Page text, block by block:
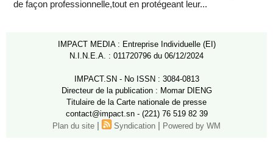
de façon professionnelle,tout en protégeant leur...
IMPACT MEDIA : Entreprise Individuelle (EI)
N.I.N.E.A. : 011720796 du 06/12/2024
IMPACT.SN - No ISSN : 3084-0813
Directeur de la publication : Momar DIENG
Titulaire de la Carte nationale de presse
contact@impact.sn - (221) 76 519 82 39
Plan du site | Syndication | Powered by WM